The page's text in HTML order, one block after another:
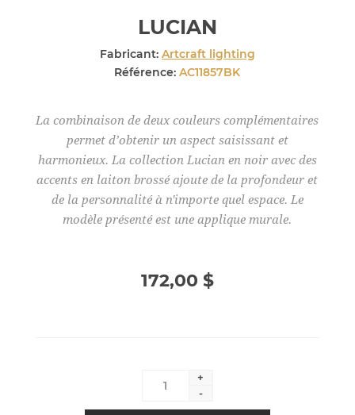
LUCIAN
Fabricant: Artcraft lighting
Référence: AC11857BK
La combinaison de deux couleurs complémentaires
permet d’obtenir un aspect saisissant et
harmonieux. La collection Lucian en noir avec des
accents en laiton brossé ajoute de la profondeur et
de la personnalité à n'importe quel espace. Le
modèle présenté est une applique murale.
172,00 $
+
-